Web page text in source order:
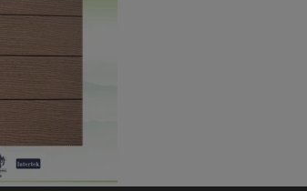
Schiene u. Zaun, Blumenkasten u. -mülleimer,
ROHS, Intertek Prüfbericht durch